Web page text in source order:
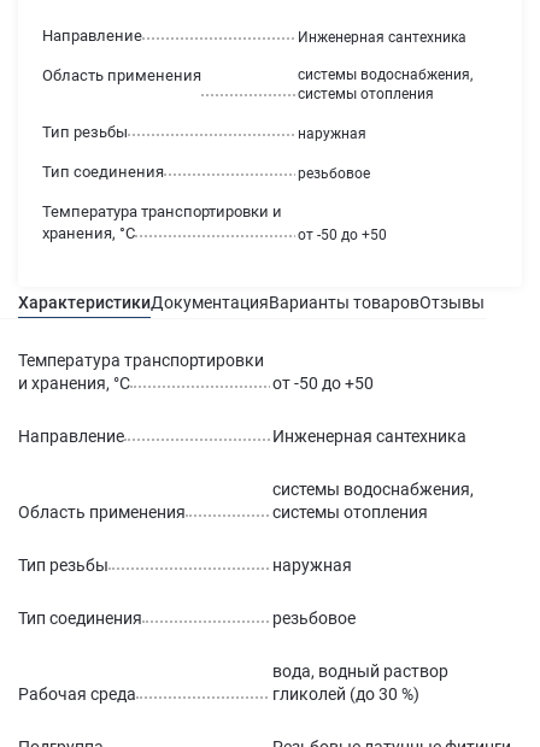
Температура транспортировки и
хранения, °С
от -50 до +50
Направление Инженерная сантехника
Область применения
системы водоснабжения,
системы отопления
Тип резьбы наружная
Тип соединения резьбовое
ХарактеристикиДокументацияВарианты товаровОтзывы
Температура транспортировки
и хранения, °С
от -50 до +50
Направление Инженерная сантехника
Область применения
системы водоснабжения,
системы отопления
Тип резьбы наружная
Тип соединения резьбовое
Рабочая среда
вода, водный раствор
гликолей (до 30 %)